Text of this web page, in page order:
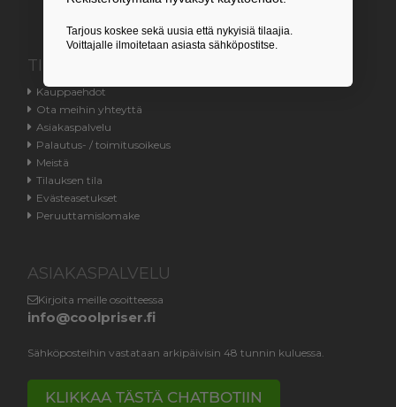
TIETOA
Kauppaehdot
Ota meihin yhteyttä
Asiakaspalvelu
Palautus- / toimitusoikeus
Meistä
Tilauksen tila
Evästeasetukset
Peruuttamislomake
ASIAKASPALVELU
Kirjoita meille osoitteessa
info@coolpriser.fi
Sähköposteihin vastataan arkipäivisin 48 tunnin kuluessa.
KLIKKAA TÄSTÄ CHATBOTIIN
Tarjous koskee sekä uusia että nykyisiä tilaajia.
Voittajalle ilmoitetaan asiasta sähköpostitse.